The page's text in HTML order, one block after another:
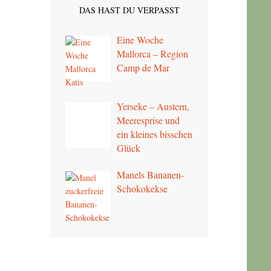
DAS HAST DU VERPASST
Eine Woche
Mallorca – Region
Camp de Mar
Yerseke – Austern,
Meeresprise und
ein kleines bisschen
Glück
Manels Bananen-
Schokokekse